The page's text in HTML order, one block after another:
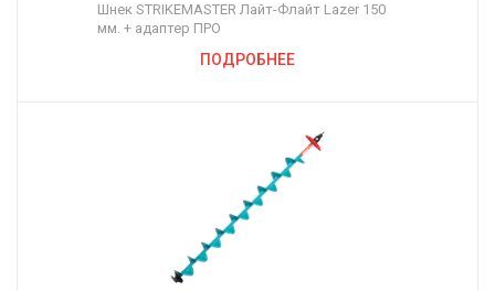
Шнек STRIKEMASTER Лайт-Флайт Lazer 150
мм. + адаптер ПРО
ПОДРОБНЕЕ